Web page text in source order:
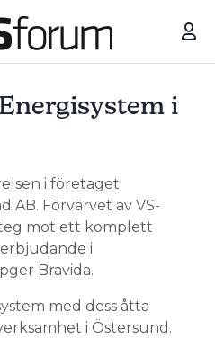
i
i företaget
AB. Förvärvet av VS-
mot ett komplett
i
Bravida.
med dess åtta
i Östersund.
I ÖSTERSUND